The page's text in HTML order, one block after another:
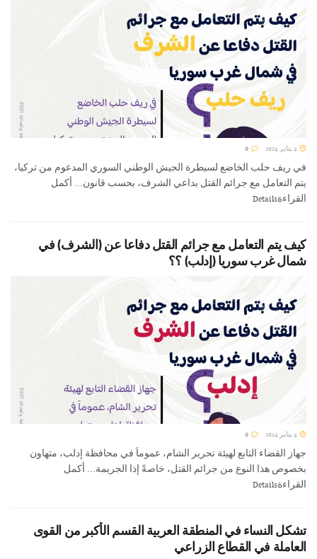
في ريف حلب الخاضع لسيطرة الجيش الوطني السوري المدعوم من تركيا،
يتم التعامل مع جرائم القتل بداعي الشرف، بحسب قانون... أكمل
القراءةDetails
كيف يتم التعامل مع جرائم القتل دفاعا عن (الشرف) في
شمال غرب سوريا (إدلب) ؟؟
جهاز القضاء التابع لهيئة تحرير الشام، عموماَ في محافظة إدلب، متهاون
بخصوص هذا النوع من جرائم القتل، خاصةً إذا الجريمة... أكمل
القراءةDetails
تشكل النساء في المنطقة العربية القسم الأكبر من القوى
العاملة في القطاع الزراعي